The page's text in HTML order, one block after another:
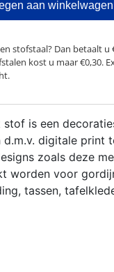
aan winkelwagen
stofstaal? Dan betaalt
kost u maar €0,30.
is een
d.m.v. digitale print
zoals deze
worden voor
tassen,